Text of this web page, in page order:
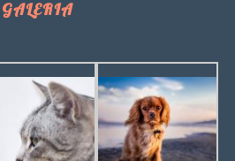
GALERIA